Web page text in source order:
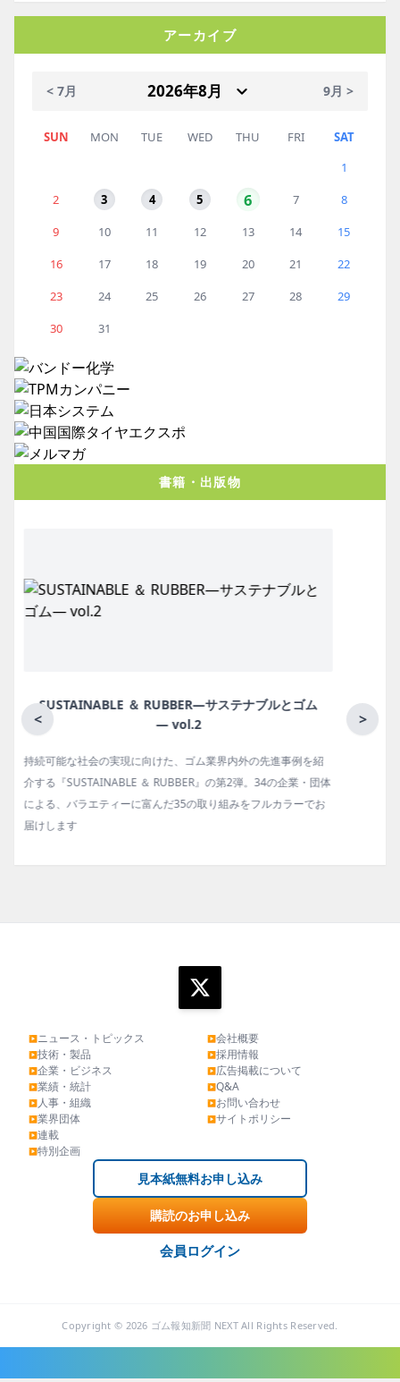
アーカイブ
< 7月 9月 >
SUN MON TUE WED THU FRI
SAT
1
2
3 4 5 6 7
8
9
10 11 12 13 14
15
16
17 18 19 20 21
22
23
24 25 26 27 28
29
30
31
書籍・出版物
< >
月刊ラバーインダストリー／単品
ゴム報知新聞の姉妹誌。ゴム・エラストマー製品・市場分野別
の動向、新製品・技術、原材料動向、設備・機械の紹介、イン
タビュー、海外企業情報、統計などをコンパクトに掲載してい
▶ニュース・トピックス
▶技術・製品
▶企業・ビジネス
▶業績・統計
▶人事・組織
▶業界団体
▶連載
▶特別企画
▶会社概要
▶採用情報
▶広告掲載について
▶Q&A
▶お問い合わせ
▶サイトポリシー
見本紙無料お申し込み
購読のお申し込み
会員ログイン
Copyright © 2026 ゴム報知新聞 NEXT All Rights Reserved.